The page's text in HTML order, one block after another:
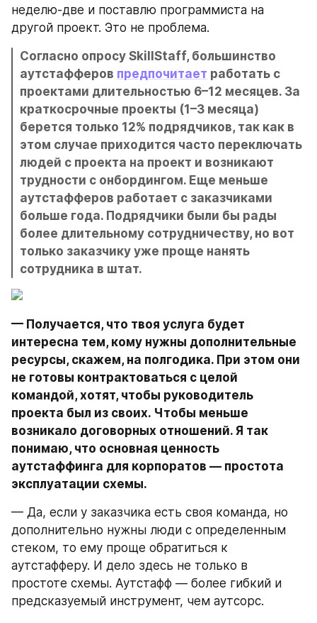
неделю-две и поставлю программиста на
другой проект. Это не проблема.
Согласно опросу SkillStaff, большинство
аутстафферов предпочитает работать с
проектами длительностью 6–12 месяцев. За
краткосрочные проекты (1–3 месяца)
берется только 12% подрядчиков, так как в
этом случае приходится часто переключать
людей с проекта на проект и возникают
трудности с онбордингом. Еще меньше
аутстафферов работает с заказчиками
больше года. Подрядчики были бы рады
более длительному сотрудничеству, но вот
только заказчику уже проще нанять
сотрудника в штат.
— Получается, что твоя услуга будет
интересна тем, кому нужны дополнительные
ресурсы, скажем, на полгодика. При этом они
не готовы контрактоваться с целой
командой, хотят, чтобы руководитель
проекта был из своих. Чтобы меньше
возникало договорных отношений. Я так
понимаю, что основная ценность
аутстаффинга для корпоратов — простота
эксплуатации схемы.
— Да, если у заказчика есть своя команда, но
дополнительно нужны люди с определенным
стеком, то ему проще обратиться к
аутстафферу. И дело здесь не только в
простоте схемы. Аутстафф — более гибкий и
предсказуемый инструмент, чем аутсорс.